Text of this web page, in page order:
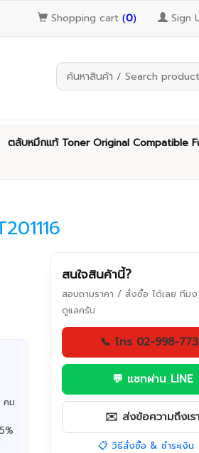
Shopping cart (0) Sign
ตลับหมึกแท้ Toner Original Compatible
คม
สนใจสินค้านี้?
สอบถามราคา / สั่งซื้อ ได้เลย ทีม
ดูแลครับ
📞 โทร 02-998-
💬 แชทผ่าน LINE
✉️ ส่งข้อความถึงเร
📋 วิธีสั่งซื้อ & ชำระเงิ